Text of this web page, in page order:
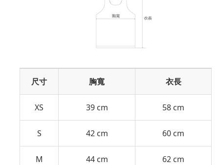
尺寸 胸寬 衣長
XS 39 cm 58 cm
S 42 cm 60 cm
M 44 cm 62 cm